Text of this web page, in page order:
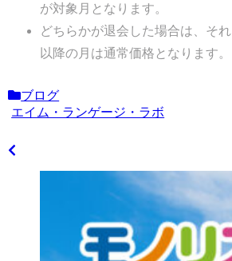
が対象月となります。
どちらかが退会した場合は、それ
以降の月は通常価格となります。
ブログ
エイム・ランゲージ・ラボ